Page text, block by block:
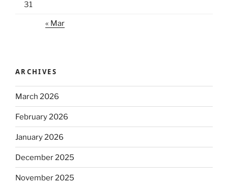
31
« Mar
ARCHIVES
March 2026
February 2026
January 2026
December 2025
November 2025